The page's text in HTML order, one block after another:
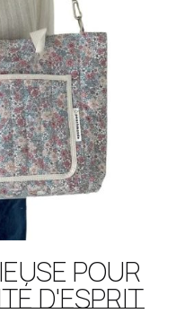
POUR
D'ESPRIT